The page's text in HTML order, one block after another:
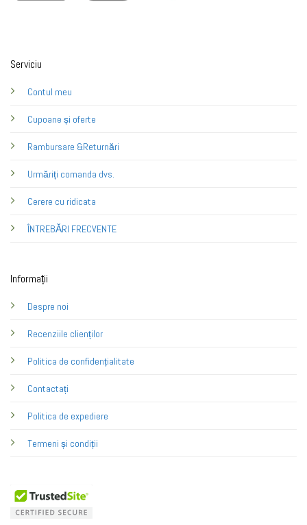
Serviciu
Contul meu
Cupoane și oferte
Rambursare &Returnări
Urmăriți comanda dvs.
Cerere cu ridicata
ÎNTREBĂRI FRECVENTE
Informații
Despre noi
Recenziile clienților
Politica de confidențialitate
Contactați
Politica de expediere
Termeni și condiții